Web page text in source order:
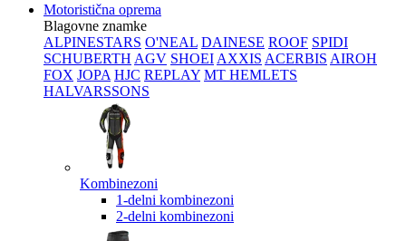
Motoristična oprema
Blagovne znamke
ALPINESTARS O'NEAL DAINESE ROOF SPIDI
SCHUBERTH AGV SHOEI AXXIS ACERBIS AIROH
FOX JOPA HJC REPLAY MT HEMLETS
HALVARSSONS
Kombinezoni
1-delni kombinezoni
2-delni kombinezoni